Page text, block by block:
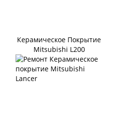
Керамическое Покрытие
Mitsubishi L200